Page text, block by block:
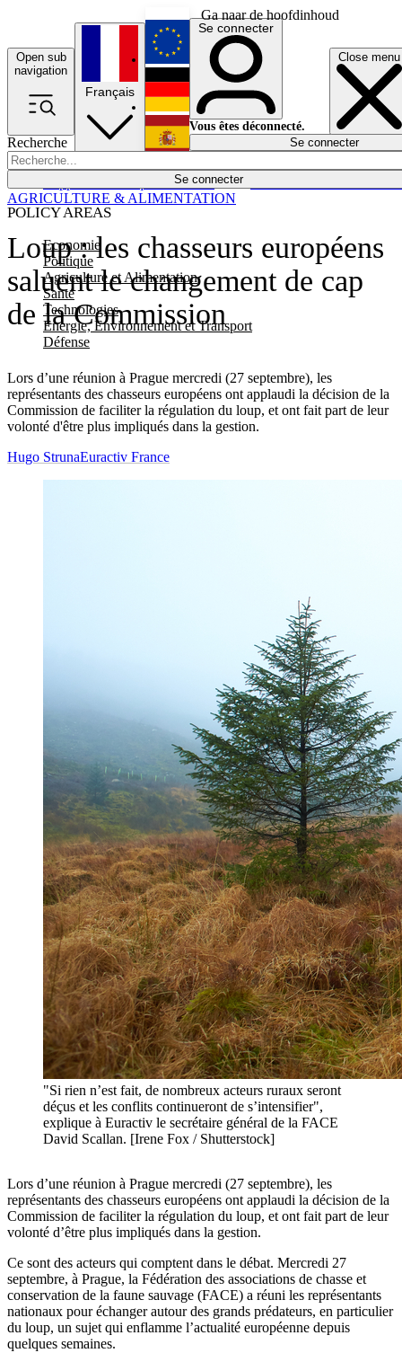
Ga naar de hoofdinhoud
Open sub
navigation
Close menu
Recherche
Se connecter
POLICY AREAS
Economie
Politique
Agriculture et Alimentation
Santé
Technologies
Energie, Environnement et Transport
Défense
Économie
Français
English
Deutsch
Español
Se connecter
Vous êtes déconnecté.
Se connecter
Loup : les chasseurs européens
saluent le changement de cap
de la Commission
Lors d’une réunion à Prague mercredi (27 septembre), les
représentants des chasseurs européens ont applaudi la décision de la
Commission de faciliter la régulation du loup, et ont fait part de leur
volonté d'être plus impliqués dans la gestion.
AGRICULTURE & ALIMENTATION
Hugo StrunaEuractiv France
"Si rien n’est fait, de nombreux acteurs ruraux seront
déçus et les conflits continueront de s’intensifier",
explique à Euractiv le secrétaire général de la FACE
David Scallan. [Irene Fox / Shutterstock]
Lors d’une réunion à Prague mercredi (27 septembre), les
représentants des chasseurs européens ont applaudi la décision de la
Commission de faciliter la régulation du loup, et ont fait part de leur
volonté d’être plus impliqués dans la gestion.
Ce sont des acteurs qui comptent dans le débat. Mercredi 27
septembre, à Prague, la Fédération des associations de chasse et
conservation de la faune sauvage (FACE) a réuni les représentants
nationaux pour échanger autour des grands prédateurs, en particulier
du loup, un sujet qui enflamme l’actualité européenne depuis
quelques semaines.